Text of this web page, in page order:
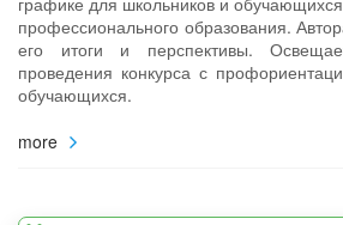
профессионального образования.
его итоги и перспективы.
проведения конкурса с
обучающихся.
more